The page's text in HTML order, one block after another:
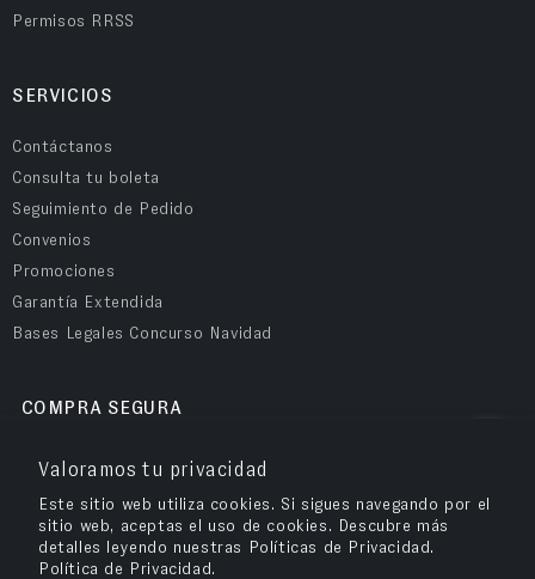
Valoramos tu privacidad
Este sitio web utiliza cookies. Si sigues navegando por el
sitio web, aceptas el uso de cookies. Descubre más
detalles leyendo nuestras Políticas de Privacidad.
Política de Privacidad.
Permisos RRSS
SERVICIOS
Contáctanos
Consulta tu boleta
Seguimiento de Pedido
Convenios
Promociones
Garantía Extendida
Bases Legales Concurso Navidad
COMPRA SEGURA